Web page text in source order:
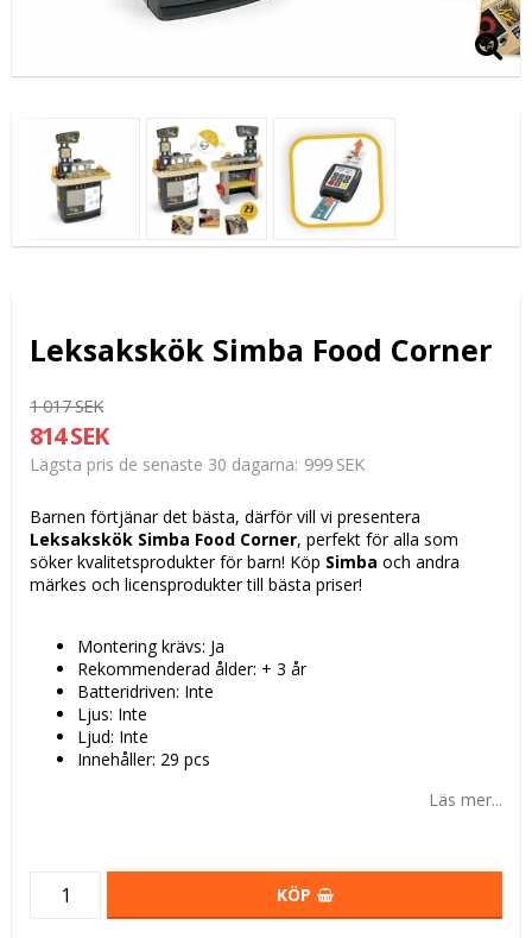
Leksakskök Simba Food Corner
1 017 SEK
814 SEK
Lägsta pris de senaste 30 dagarna 999 SEK
Barnen förtjänar det bästa, därför vill vi presentera
Leksakskök Simba Food Corner, perfekt för alla som
söker kvalitetsprodukter för barn! Köp Simba och andra
märkes och licensprodukter till bästa priser!
Montering krävs: Ja
Rekommenderad ålder: + 3 år
Batteridriven: Inte
Ljus: Inte
Ljud: Inte
Innehåller: 29 pcs
Läs mer...
KÖP